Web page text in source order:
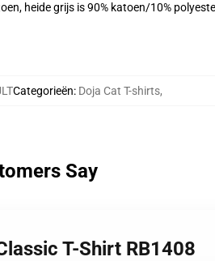
heide grijs is 90% katoen/10%
Categorieën: Doja Cat T-shirts,
Say
T-Shirt RB1408